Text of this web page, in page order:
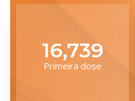
20,061
Primeira dose